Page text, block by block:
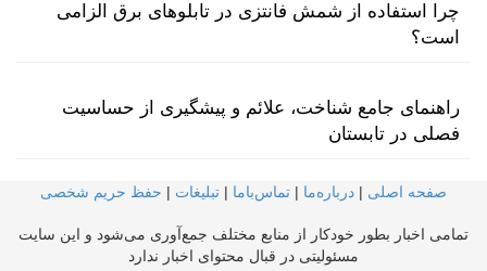
چرا استفاده از شمش فانتزی در تابلوهای برق الزامی
است؟
راهنمای جامع شناخت، علائم و پیشگیری از حساسیت
فصلی در تابستان
صفحه اصلی | درباره‌ما | تماس‌با‌ما | تبلیغات | حفظ حریم شخصی
تمامی اخبار بطور خودکار از منابع مختلف جمع‌آوری می‌شود و این سایت
مسئولیتی در قبال محتوای اخبار ندارد